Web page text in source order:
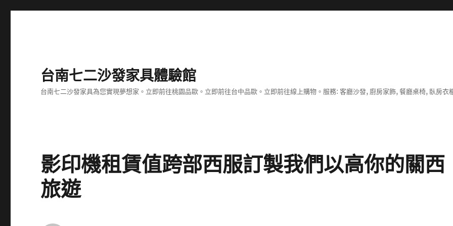
台南七二沙發家具體驗館
台南七二沙發家具為您實現夢想家。立即前往桃園品歐。立即前往台中品歐。立即前往線上購物。服務: 客廳沙發, 廚房家飾, 餐廳桌椅, 臥房衣
影印機租賃值跨部西服訂製我們以高你的關西
旅遊